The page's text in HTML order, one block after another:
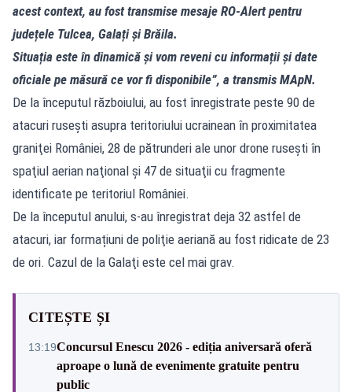
acest context, au fost transmise mesaje RO-Alert pentru
județele Tulcea, Galați și Brăila.
Situația este în dinamică și vom reveni cu informații și date
oficiale pe măsură ce vor fi disponibile”, a transmis MApN.
De la începutul războiului, au fost înregistrate peste 90 de
atacuri ruseşti asupra teritoriului ucrainean în proximitatea
graniţei României, 28 de pătrunderi ale unor drone ruseşti în
spaţiul aerian naţional şi 47 de situaţii cu fragmente
identificate pe teritoriul României.
De la începutul anului, s-au înregistrat deja 32 astfel de
atacuri, iar formațiuni de poliţie aeriană au fost ridicate de 23
de ori. Cazul de la Galaţi este cel mai grav.
CITEȘTE ȘI
13:19Concursul Enescu 2026 - ediția aniversară oferă
aproape o lună de evenimente gratuite pentru
public